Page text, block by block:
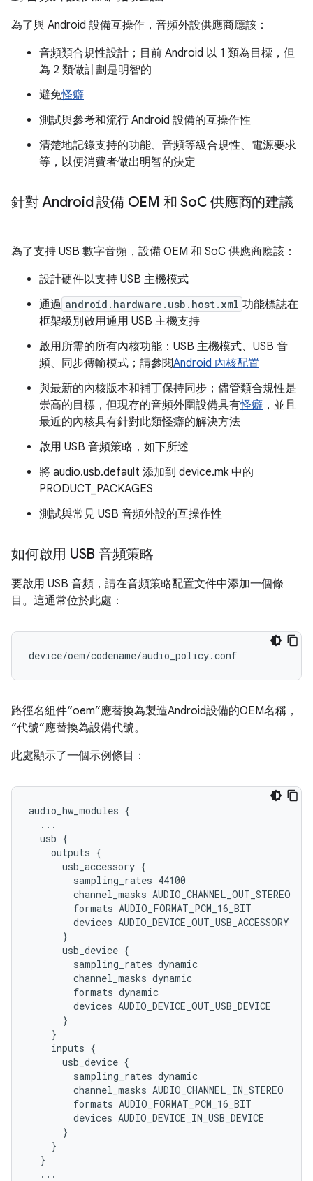
為了與 Android 設備互操作，音頻外設供應商應該：
音頻類合規性設計；目前 Android 以 1 類為目標，但
為 2 類做計劃是明智的
避免怪癖
測試與參考和流行 Android 設備的互操作性
清楚地記錄支持的功能、音頻等級合規性、電源要求
等，以便消費者做出明智的決定
針對 Android 設備 OEM 和 SoC 供應商的建議
為了支持 USB 數字音頻，設備 OEM 和 SoC 供應商應該：
設計硬件以支持 USB 主機模式
通過 android.hardware.usb.host.xml 功能標誌在
框架級別啟用通用 USB 主機支持
啟用所需的所有內核功能：USB 主機模式、USB 音
頻、同步傳輸模式；請參閱Android 內核配置
與最新的內核版本和補丁保持同步；儘管類合規性是
崇高的目標，但現存的音頻外圍設備具有怪癖 ，並且
最近的內核具有針對此類怪癖的解決方法
啟用 USB 音頻策略，如下所述
將 audio.usb.default 添加到 device.mk 中的
PRODUCT_PACKAGES
測試與常見 USB 音頻外設的互操作性
如何啟用 USB 音頻策略
要啟用 USB 音頻，請在音頻策略配置文件中添加一個條
目。這通常位於此處：
路徑名組件“oem”應替換為製造Android設備的OEM名稱，
“代號”應替換為設備代號。
此處顯示了一個示例條目：
audio_hw_modules {
  ...
  usb {
    outputs {
      usb_accessory {
        sampling_rates 44100
        channel_masks AUDIO_CHANNEL_OUT_STEREO
        formats AUDIO_FORMAT_PCM_16_BIT
        devices AUDIO_DEVICE_OUT_USB_ACCESSORY
      }
      usb_device {
        sampling_rates dynamic
        channel_masks dynamic
        formats dynamic
        devices AUDIO_DEVICE_OUT_USB_DEVICE
      }
    }
    inputs {
      usb_device {
        sampling_rates dynamic
        channel_masks AUDIO_CHANNEL_IN_STEREO
        formats AUDIO_FORMAT_PCM_16_BIT
        devices AUDIO_DEVICE_IN_USB_DEVICE
      }
    }
  }
  ...